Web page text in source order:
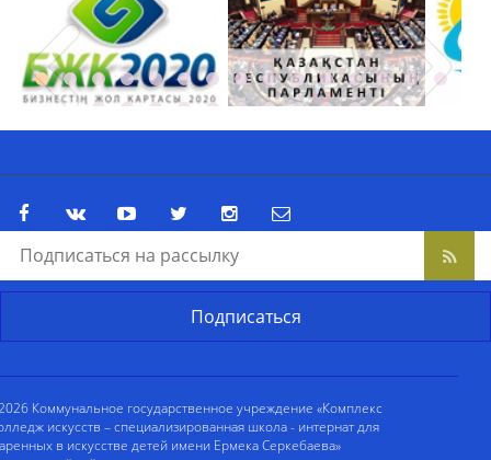
Коммунальное государственное учреждение «Комплекс
искусств – специализированная школа - интернат для
в искусстве детей имени Ермека Серкебаева»